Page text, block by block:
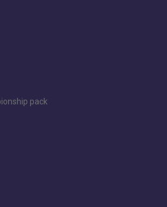
pack